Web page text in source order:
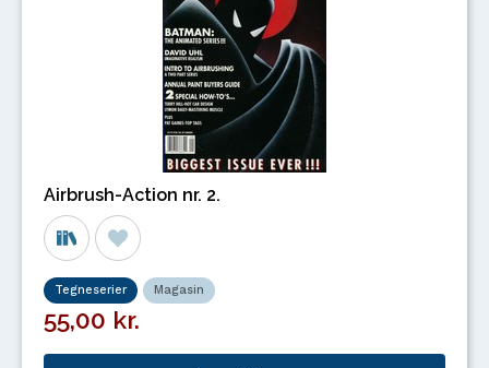
Airbrush-Action nr. 2.
Tegneserier Magasin
55,00 kr.